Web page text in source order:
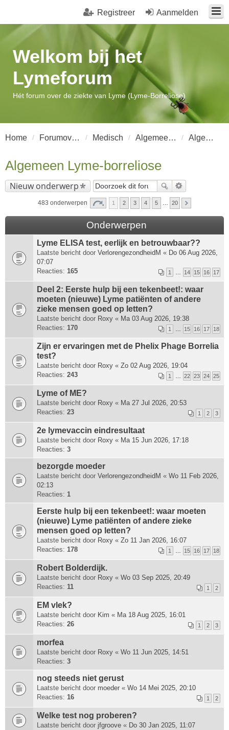
Aanmelden
Registreer
Welkom bij het
Lymeforum
Hét forum over de ziekte van Lyme (Lyme-Borreliose)
Home Forumoverzicht Medisch Algemeen Lyme-Borreliose Algemeen Lyme-borreliose
Algemeen Lyme-borreliose
Nieuw onderwerp
483 onderwerpen 1 2 3 4 5 20
Onderwerpen
Lyme ELISA test, eerlijk en betrouwbaar??
Laatste bericht door VerlorengezondheidM « Do 06 Aug 2026,
07:07
Reacties: 165 1 14 15 16 17
Deel 2: Eerste hulp bij een tekenbeet!: waar
moeten (nieuwe) Lyme patiënten of andere
zieke mensen goed op letten?
Laatste bericht door Roxy « Ma 03 Aug 2026, 19:38
Reacties: 170 1 15 16 17 18
Zijn er ervaringen met de Phelix Phage Borrelia
test?
Laatste bericht door Roxy « Zo 02 Aug 2026, 19:04
Reacties: 243 1 22 23 24 25
Lyme of ME?
Laatste bericht door Roxy « Ma 27 Jul 2026, 20:53
Reacties: 23 1 2 3
2e lymevaccin eindresultaat
Laatste bericht door Roxy « Ma 15 Jun 2026, 17:18
Reacties: 3
bezorgde moeder
Laatste bericht door VerlorengezondheidM « Wo 11 Feb 2026,
02:13
Reacties: 1
Eerste hulp bij een tekenbeet!: waar moeten
(nieuwe) Lyme patiënten of andere zieke
mensen goed op letten?
Laatste bericht door Roxy « Zo 11 Jan 2026, 16:07
Reacties: 178 1 15 16 17 18
Robert Bolderdijk.
Laatste bericht door Roxy « Wo 03 Sep 2025, 20:49
Reacties: 11 1 2
EM vlek?
Laatste bericht door Kim « Ma 18 Aug 2025, 16:01
Reacties: 26 1 2 3
morfea
Laatste bericht door Roxy « Wo 11 Jun 2025, 14:51
Reacties: 3
nog steeds niet gerust
Laatste bericht door moeder « Wo 14 Mei 2025, 20:10
Reacties: 16 1 2
Welke test nog proberen?
Laatste bericht door jfgroove « Do 30 Jan 2025, 11:07